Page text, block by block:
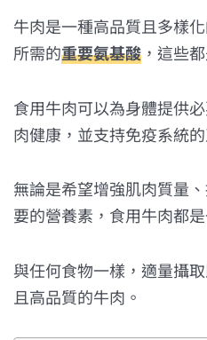
牛肉是一種高品質且多樣
所需的重要氨基酸 ，這些
食用牛肉可以為身體提供
肉健康，並支持免疫系統
無論是希望增強肌肉質量
要的營養素，食用牛肉都
與任何食物一樣，適量攝
且高品質的牛肉。